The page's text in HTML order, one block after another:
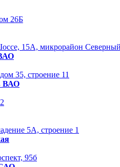
26Б
15А, микрорайон
35, строение 11
ВАО
5А, строение 1
95б